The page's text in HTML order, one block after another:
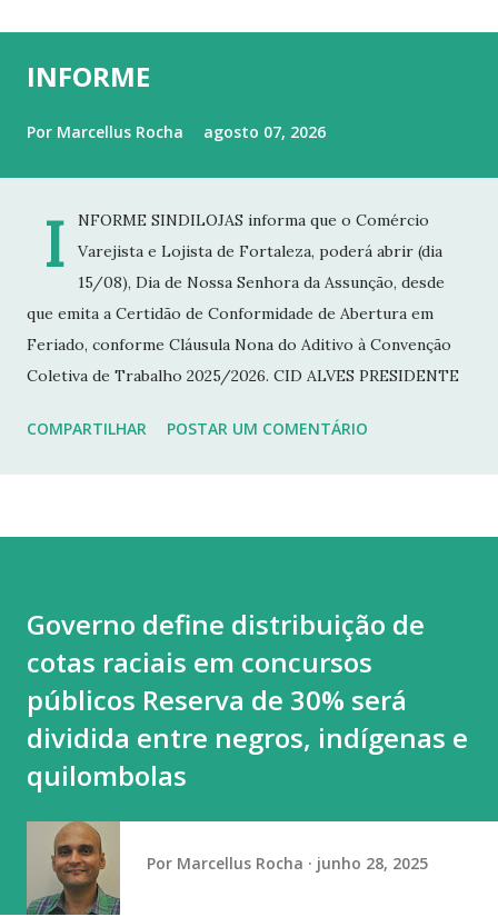
INFORME
Por Marcellus Rocha agosto 07, 2026
I
NFORME SINDILOJAS informa que o Comércio
Varejista e Lojista de Fortaleza, poderá abrir (dia
15/08), Dia de Nossa Senhora da Assunção, desde
que emita a Certidão de Conformidade de Abertura em
Feriado, conforme Cláusula Nona do Aditivo à Convenção
Coletiva de Trabalho 2025/2026. CID ALVES PRESIDENTE
COMPARTILHAR POSTAR UM COMENTÁRIO
Governo define distribuição de
cotas raciais em concursos
públicos Reserva de 30% será
dividida entre negros, indígenas e
quilombolas
Por Marcellus Rocha junho 28, 2025